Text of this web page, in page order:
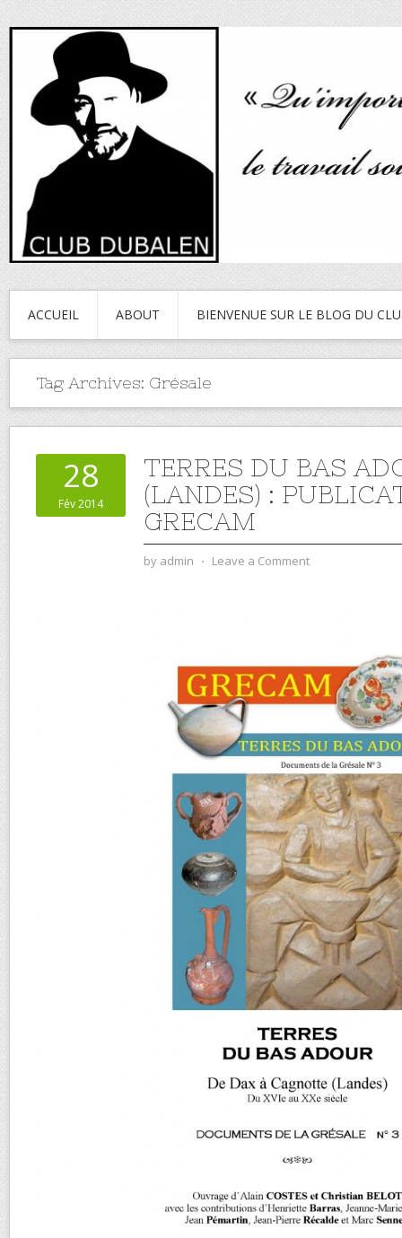
ACCUEIL ABOUT BIENVENUE SUR LE BLOG DU
Tag Archives: Grésale
28
Fév 2014
TERRES DU BAS
(LANDES) :
GRECAM
by admin ⋅ Leave a Comment